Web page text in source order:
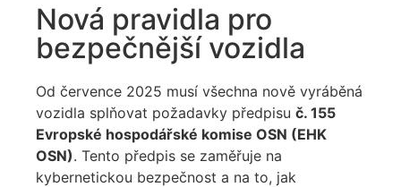
Nová pravidla pro
bezpečnější vozidla
Od července 2025 musí všechna nově vyráběná
vozidla splňovat požadavky předpisu č. 155
Evropské hospodářské komise OSN (EHK
OSN). Tento předpis se zaměřuje na
kybernetickou bezpečnost a na to, jak